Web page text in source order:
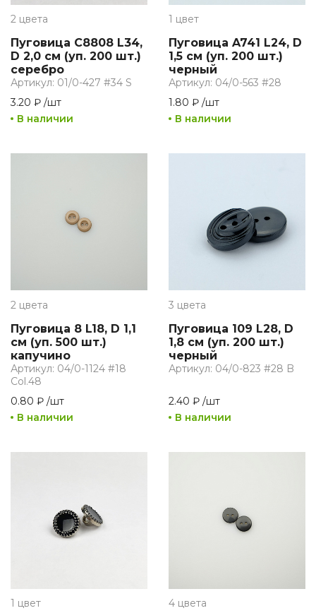
2 цвета
Пуговица C8808 L34,
D 2,0 см (уп. 200 шт.)
серебро
Артикул: 01/0-427 #34 S
3.20 ₽ /шт
В наличии
1 цвет
Пуговица A741 L24, D
1,5 см (уп. 200 шт.)
черный
Артикул: 04/0-563 #28
1.80 ₽ /шт
В наличии
2 цвета
Пуговица 8 L18, D 1,1
см (уп. 500 шт.)
капучино
Артикул: 04/0-1124 #18
Col.48
0.80 ₽ /шт
В наличии
3 цвета
Пуговица 109 L28, D
1,8 см (уп. 200 шт.)
черный
Артикул: 04/0-823 #28 B
2.40 ₽ /шт
В наличии
1 цвет 4 цвета